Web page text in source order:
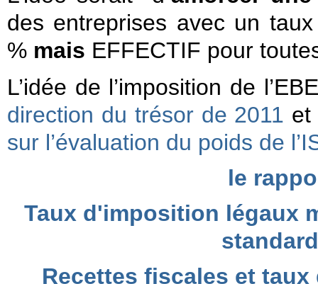
des entreprises avec un
% mais EFFECTIF pour
L’idée de l’imposition de
direction du trésor de 2011 et
sur l’évaluation du poids de
le
Taux d'imposition légaux
Recettes fiscales et